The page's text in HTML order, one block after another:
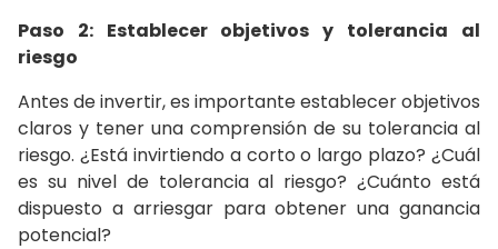
Paso 2: Establecer objetivos y tolerancia al
riesgo
Antes de invertir, es importante establecer objetivos
claros y tener una comprensión de su tolerancia al
riesgo. ¿Está invirtiendo a corto o largo plazo? ¿Cuál
es su nivel de tolerancia al riesgo? ¿Cuánto está
dispuesto a arriesgar para obtener una ganancia
potencial?